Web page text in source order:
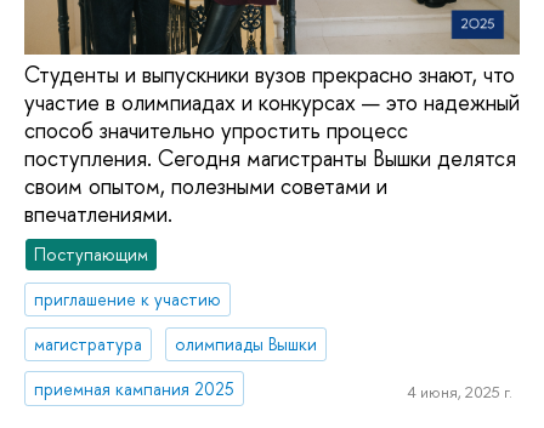
Студенты и выпускники вузов прекрасно знают, что
участие в олимпиадах и конкурсах — это надежный
способ значительно упростить процесс
поступления. Сегодня магистранты Вышки делятся
своим опытом, полезными советами и
впечатлениями.
Поступающим
приглашение к участию
магистратура
олимпиады Вышки
приемная кампания 2025
4 июня, 2025 г.